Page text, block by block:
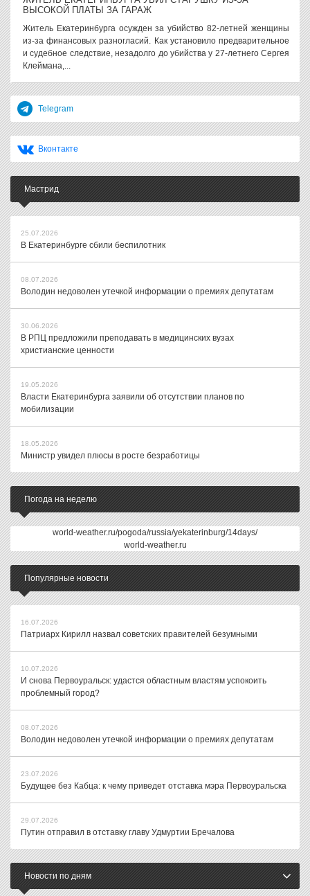
ВЫСОКОЙ ПЛАТЫ ЗА ГАРАЖ
Житель Екатеринбурга осужден за убийство 82-летней женщины
из-за финансовых разногласий. Как установило предварительное
и судебное следствие, незадолго до убийства у 27-летнего Сергея
Клеймана,...
Telegram
Вконтакте
Мастрид
25.07.2026
В Екатеринбурге сбили беспилотник
08.07.2026
Володин недоволен утечкой информации о премиях депутатам
30.06.2026
В РПЦ предложили преподавать в медицинских вузах
христианские ценности
19.05.2026
Власти Екатеринбурга заявили об отсутствии планов по
мобилизации
18.05.2026
Министр увидел плюсы в росте безработицы
Погода на неделю
world-weather.ru/pogoda/russia/yekaterinburg/14days/
world-weather.ru
Популярные новости
16.07.2026
Патриарх Кирилл назвал советских правителей безумными
10.07.2026
И снова Первоуральск: удастся областным властям успокоить
проблемный город?
08.07.2026
Володин недоволен утечкой информации о премиях депутатам
23.07.2026
Будущее без Кабца: к чему приведет отставка мэра Первоуральска
29.07.2026
Путин отправил в отставку главу Удмуртии Бречалова
Новости по дням